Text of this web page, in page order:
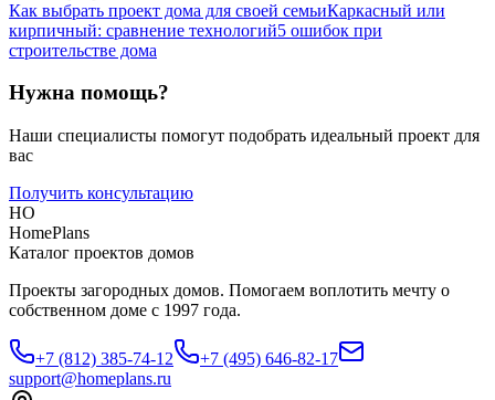
Как выбрать проект дома для своей семьиКаркасный или
кирпичный: сравнение технологий5 ошибок при
строительстве дома
Нужна помощь?
Наши специалисты помогут подобрать идеальный проект для
вас
Получить консультацию
HO
HomePlans
Каталог проектов домов
Проекты загородных домов. Помогаем воплотить мечту о
собственном доме с 1997 года.
+7 (812) 385-74-12
+7 (495) 646-82-17
support@homeplans.ru